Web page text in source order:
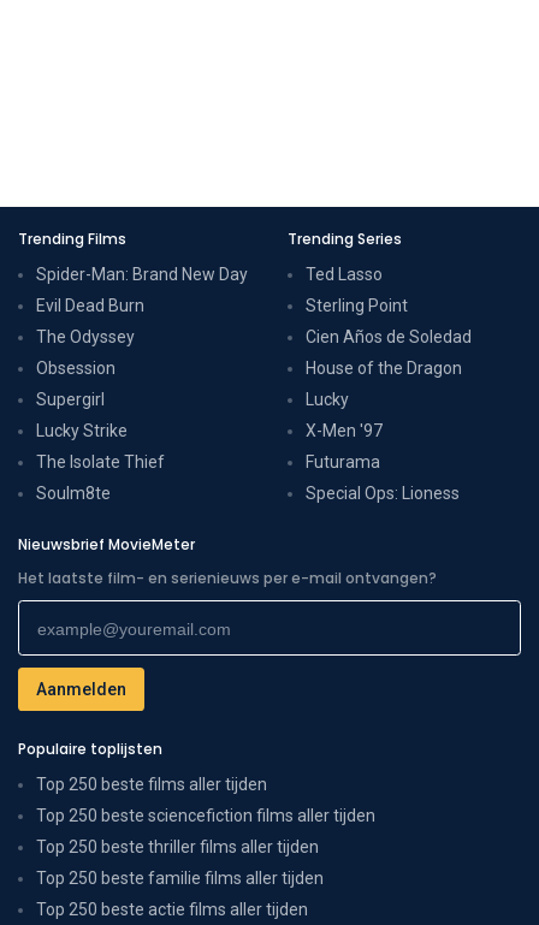
Trending Films
Spider-Man: Brand New Day
Evil Dead Burn
The Odyssey
Obsession
Supergirl
Lucky Strike
The Isolate Thief
Soulm8te
Trending Series
Ted Lasso
Sterling Point
Cien Años de Soledad
House of the Dragon
Lucky
X-Men '97
Futurama
Special Ops: Lioness
Nieuwsbrief MovieMeter
Het laatste film- en serienieuws per e-mail ontvangen?
Populaire toplijsten
Top 250 beste films aller tijden
Top 250 beste sciencefiction films aller tijden
Top 250 beste thriller films aller tijden
Top 250 beste familie films aller tijden
Top 250 beste actie films aller tijden